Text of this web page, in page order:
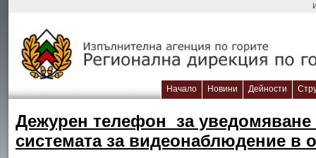
Начало Новини Дейности
Дежурен телефон за
системата за видеонаблюдение в